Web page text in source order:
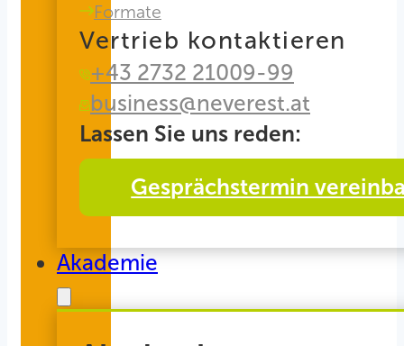
Formate
Vertrieb kontaktieren
+43 2732 21009-99
business@neverest.at
Lassen Sie uns reden:
Gesprächstermin
Akademie